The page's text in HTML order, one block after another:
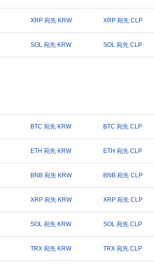
XRP 宛先 KRW XRP 宛先 CLP
SOL 宛先 KRW SOL 宛先 CLP
BTC 宛先 KRW BTC 宛先 CLP
ETH 宛先 KRW ETH 宛先 CLP
BNB 宛先 KRW BNB 宛先 CLP
XRP 宛先 KRW XRP 宛先 CLP
SOL 宛先 KRW SOL 宛先 CLP
TRX 宛先 KRW TRX 宛先 CLP